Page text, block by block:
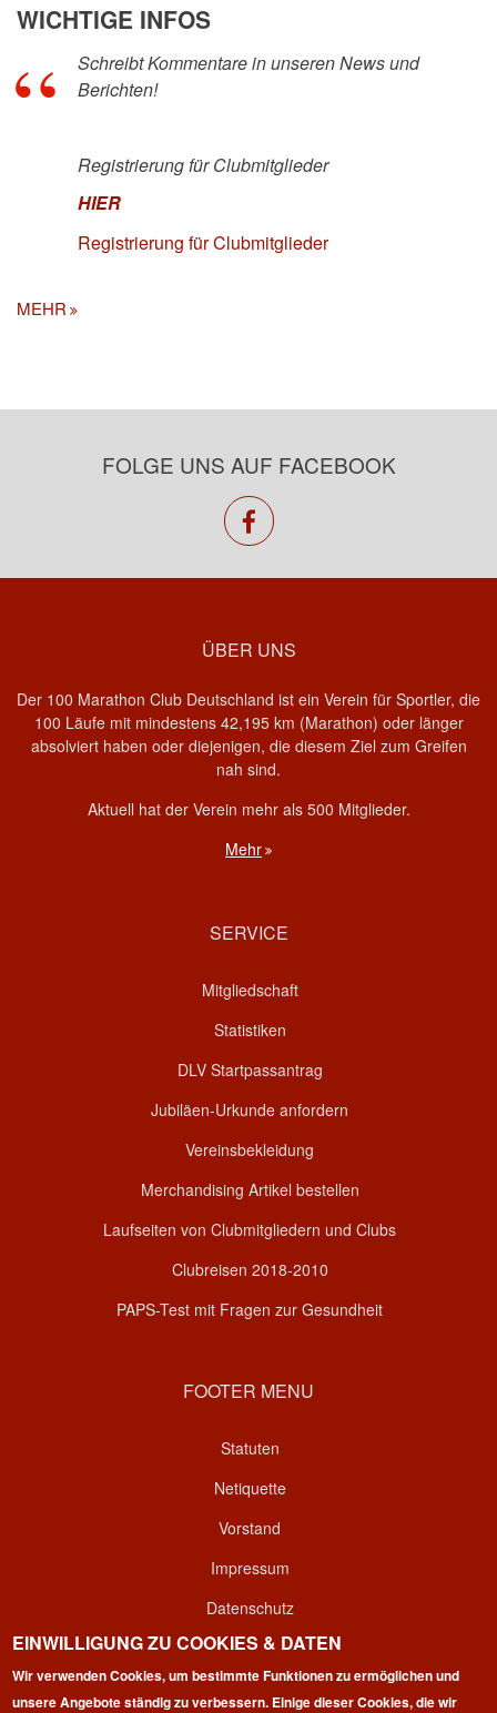
WICHTIGE INFOS
Schreibt Kommentare in unseren News und
Berichten!
Registrierung für Clubmitglieder
HIER
Registrierung für Clubmitglieder
MEHR
FOLGE UNS AUF FACEBOOK
facebook
ÜBER UNS
Der 100 Marathon Club Deutschland ist ein Verein für Sportler, die
100 Läufe mit mindestens 42,195 km (Marathon) oder länger
absolviert haben oder diejenigen, die diesem Ziel zum Greifen
nah sind.
Aktuell hat der Verein mehr als 500 Mitglieder.
Mehr
SERVICE
Mitgliedschaft
Statistiken
DLV Startpassantrag
Jubiläen-Urkunde anfordern
Vereinsbekleidung
Merchandising Artikel bestellen
Laufseiten von Clubmitgliedern und Clubs
Clubreisen 2018-2010
PAPS-Test mit Fragen zur Gesundheit
FOOTER MENU
Statuten
Netiquette
Vorstand
Impressum
Datenschutz
Kontakt
Login
EINWILLIGUNG ZU COOKIES & DATEN
Wir verwenden Cookies, um bestimmte Funktionen zu ermöglichen und
unsere Angebote ständig zu verbessern. Einige dieser Cookies, die wir